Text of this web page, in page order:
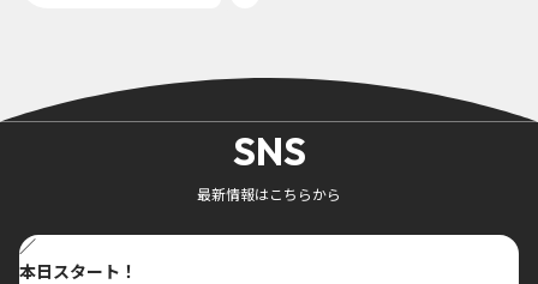
SNS
最新情報はこちらから
／
本日スタート！